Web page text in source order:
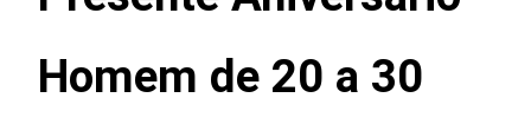
Homem de 20 a 30